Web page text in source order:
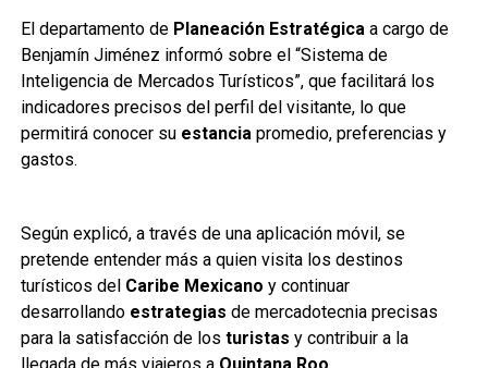
El departamento de Planeación Estratégicaa cargo de
Benjamín Jiménez informó sobre el “Sistema de
Inteligencia de Mercados Turísticos”, que facilitará los
indicadores precisos del perfil del visitante, lo que
permitirá conocer su estancia promedio, preferencias y
gastos.
Según explicó, a través de una aplicación móvil, se
pretende entender más a quien visita los destinos
turísticos del Caribe Mexicano y continuar
desarrollando estrategias de mercadotecnia precisas
para la satisfacción de los turistas y contribuir a la